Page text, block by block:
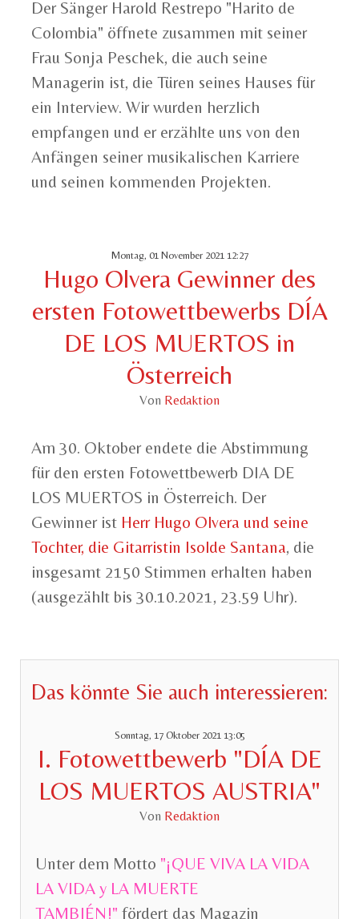
Der Sänger Harold Restrepo "Harito de
Colombia" öffnete zusammen mit seiner
Frau Sonja Peschek, die auch seine
Managerin ist, die Türen seines Hauses für
ein Interview. Wir wurden herzlich
empfangen und er erzählte uns von den
Anfängen seiner musikalischen Karriere
und seinen kommenden Projekten.
Montag, 01 November 2021 12:27
Hugo Olvera Gewinner des
ersten Fotowettbewerbs DÍA
DE LOS MUERTOS in
Österreich
Von Redaktion
Am 30. Oktober endete die Abstimmung
für den ersten Fotowettbewerb DIA DE
LOS MUERTOS in Österreich. Der
Gewinner ist Herr Hugo Olvera und seine
Tochter, die Gitarristin Isolde Santana, die
insgesamt 2150 Stimmen erhalten haben
(ausgezählt bis 30.10.2021, 23.59 Uhr).
Das könnte Sie auch interessieren:
Sonntag, 17 Oktober 2021 13:05
I. Fotowettbewerb "DÍA DE
LOS MUERTOS AUSTRIA"
Von Redaktion
Unter dem Motto "¡QUE VIVA LA VIDA
LA VIDA y LA MUERTE
TAMBIÉN!" fördert das Magazin